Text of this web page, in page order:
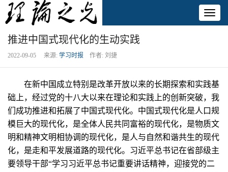
推进中国式现代化的生动实践
2022-09-05 来源: 学习时报 作者: 刘捷
在新中国成立特别是改革开放以来的长期探索和实践基
础上，经过党的十八大以来在理论和实践上的创新突破，我
们成功推进和拓展了中国式现代化。中国式现代化是人口规
模巨大的现代化，是全体人民共同富裕的现代化，是物质文
明和精神文明相协调的现代化，是人与自然和谐共生的现代
化，是走和平发展道路的现代化。习近平总书记在省部级主
要领导干部“学习习近平总书记重要讲话精神，迎接党的二